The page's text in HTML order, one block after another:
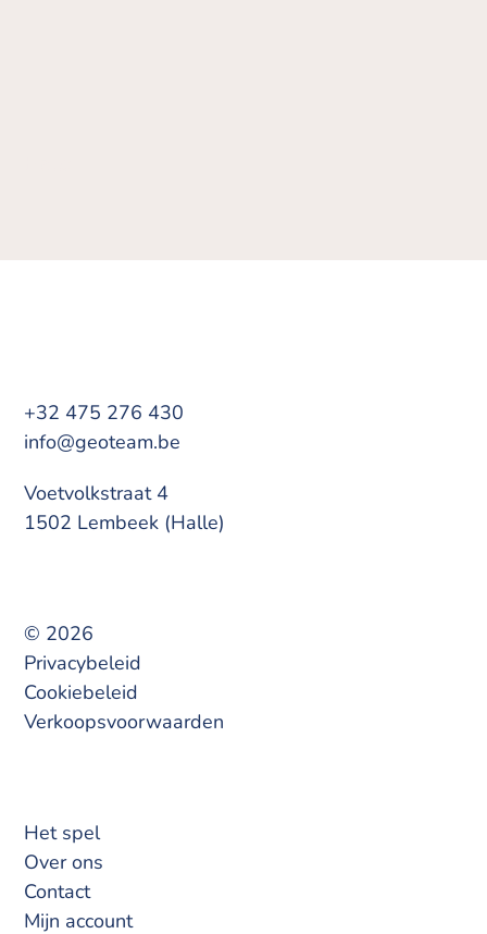
+32 475 276 430
info@geoteam.be
Voetvolkstraat 4
1502 Lembeek (Halle)
© 2026
Privacybeleid
Cookiebeleid
Verkoopsvoorwaarden
Het spel
Over ons
Contact
Mijn account